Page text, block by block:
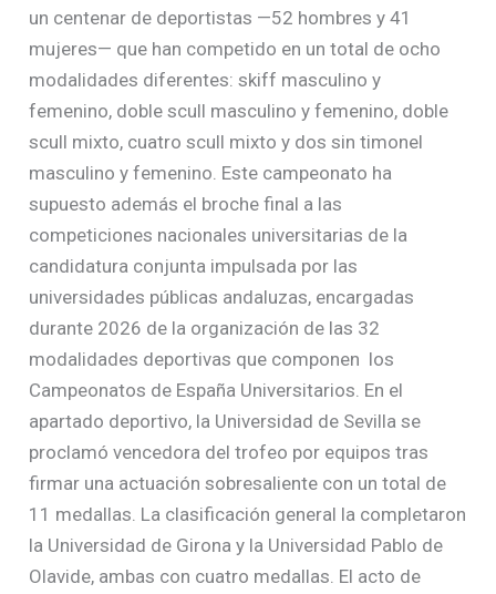
un centenar de deportistas —52 hombres y 41
mujeres— que han competido en un total de ocho
modalidades diferentes: skiff masculino y
femenino, doble scull masculino y femenino, doble
scull mixto, cuatro scull mixto y dos sin timonel
masculino y femenino. Este campeonato ha
supuesto además el broche final a las
competiciones nacionales universitarias de la
candidatura conjunta impulsada por las
universidades públicas andaluzas, encargadas
durante 2026 de la organización de las 32
modalidades deportivas que componen los
Campeonatos de España Universitarios. En el
apartado deportivo, la Universidad de Sevilla se
proclamó vencedora del trofeo por equipos tras
firmar una actuación sobresaliente con un total de
11 medallas. La clasificación general la completaron
la Universidad de Girona y la Universidad Pablo de
Olavide, ambas con cuatro medallas. El acto de